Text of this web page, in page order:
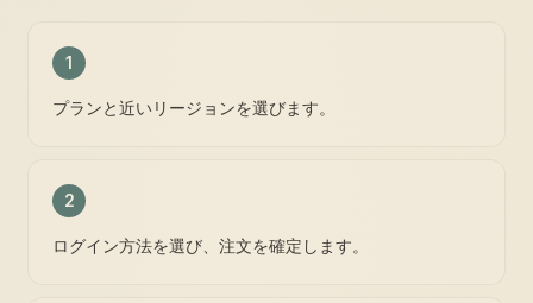
1
プランと近いリージョンを選びます。
2
ログイン方法を選び、注文を確定します。